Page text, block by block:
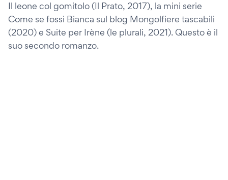
Il leone col gomitolo (Il Prato, 2017), la mini serie
Come se fossi Bianca sul blog Mongolfiere tascabili
(2020) e Suite per Irène (le plurali, 2021). Questo è il
suo secondo romanzo.